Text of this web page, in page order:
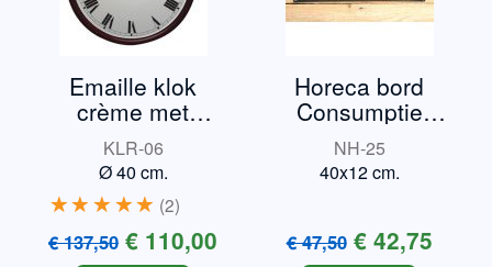
Emaille klok
crème met
bordeauxrand
KLR-06
Ø 40 cm.
2
€ 137,50 € 110,00
Horeca bord
Consumptie
verplicht
NH-25
40x12 cm.
€ 47,50 € 42,75